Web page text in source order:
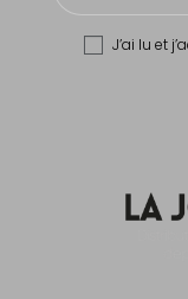
J’ai lu et